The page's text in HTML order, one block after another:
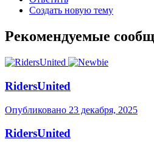
Создать новую тему
Рекомендуемые
RidersUnited
Опубликовано 23 декабря, 2025
RidersUnited